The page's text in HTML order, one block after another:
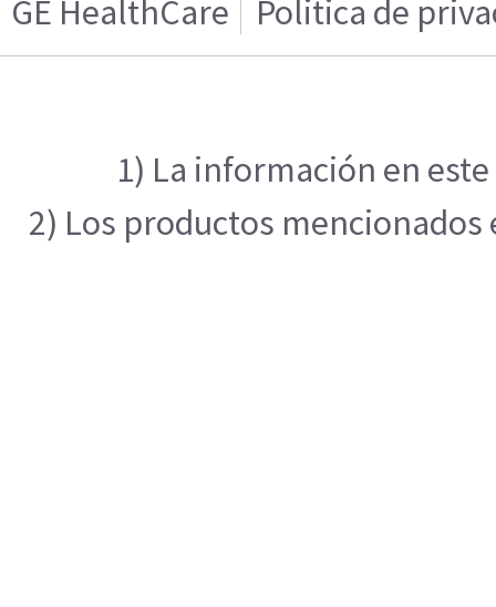
GE HealthCare Politica de
1) La información en
2) Los productos